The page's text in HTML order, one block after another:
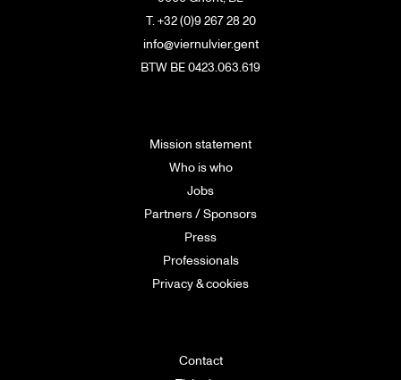
T. +32 (0)9 267 28 20
info@viernulvier.gent
BTW BE 0423.063.619
Mission statement
Who is who
Jobs
Partners / Sponsors
Press
Professionals
Privacy & cookies
Contact